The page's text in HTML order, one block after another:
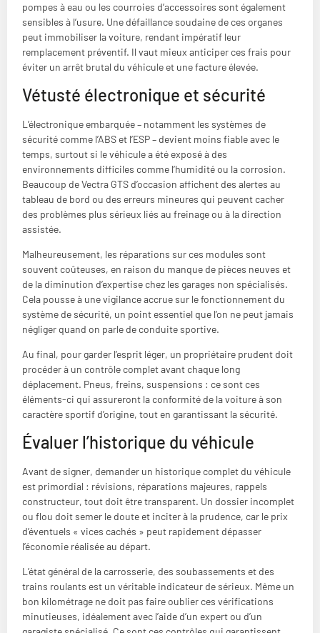
pompes à eau ou les courroies d’accessoires sont également
sensibles à l’usure. Une défaillance soudaine de ces organes
peut immobiliser la voiture, rendant impératif leur
remplacement préventif. Il vaut mieux anticiper ces frais pour
éviter un arrêt brutal du véhicule et une facture élevée.
Vétusté électronique et sécurité
L’électronique embarquée – notamment les systèmes de
sécurité comme l’ABS et l’ESP – devient moins fiable avec le
temps, surtout si le véhicule a été exposé à des
environnements difficiles comme l’humidité ou la corrosion.
Beaucoup de Vectra GTS d’occasion affichent des alertes au
tableau de bord ou des erreurs mineures qui peuvent cacher
des problèmes plus sérieux liés au freinage ou à la direction
assistée.
Malheureusement, les réparations sur ces modules sont
souvent coûteuses, en raison du manque de pièces neuves et
de la diminution d’expertise chez les garages non spécialisés.
Cela pousse à une vigilance accrue sur le fonctionnement du
système de sécurité, un point essentiel que l’on ne peut jamais
négliger quand on parle de conduite sportive.
Au final, pour garder l’esprit léger, un propriétaire prudent doit
procéder à un contrôle complet avant chaque long
déplacement. Pneus, freins, suspensions : ce sont ces
éléments-ci qui assureront la conformité de la voiture à son
caractère sportif d’origine, tout en garantissant la sécurité.
Évaluer l’historique du véhicule
Avant de signer, demander un historique complet du véhicule
est primordial : révisions, réparations majeures, rappels
constructeur, tout doit être transparent. Un dossier incomplet
ou flou doit semer le doute et inciter à la prudence, car le prix
d’éventuels « vices cachés » peut rapidement dépasser
l’économie réalisée au départ.
L’état général de la carrosserie, des soubassements et des
trains roulants est un véritable indicateur de sérieux. Même un
bon kilométrage ne doit pas faire oublier ces vérifications
minutieuses, idéalement avec l’aide d’un expert ou d’un